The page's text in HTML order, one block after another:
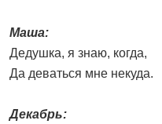
Маша:
Дедушка, я знаю, когда,
Да деваться мне некуда.
Декабрь: